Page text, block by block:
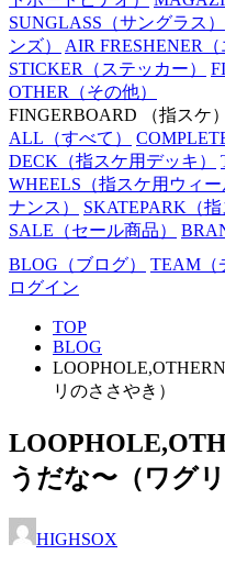
SUNGLASS （サングラス）
ンズ）
AIR FRESHENER
STICKER （ステッカー）
OTHER （その他）
FINGERBOARD
（指スケ）
ALL （すべて）
DECK （指スケ用デッキ）
WHEELS （指スケ用ウィー
ナンス）
SKATEPARK （
SALE （セール商品）
BLOG （ブログ） TEAM
ログイン
TOP
BLOG
リのささやき）
うだな〜（ワグ
HIGHSOX